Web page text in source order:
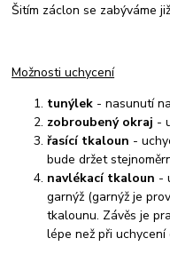
Šitím záclon se zabýváme
Možnosti uchycení
tunýlek - nasunutí
zobroubený okraj -
řasící tkaloun -
bude držet
navlékací tkaloun -
garnýž (garnýž je
tkalounu. Závěs je
lépe než při uchycení